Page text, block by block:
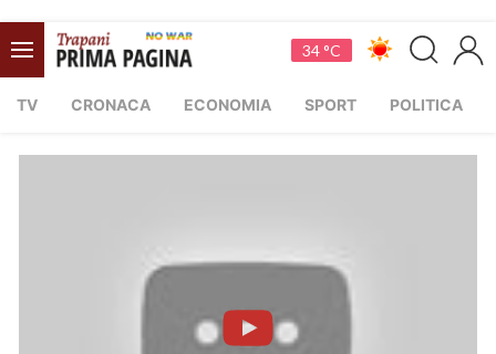
34 °C
TV CRONACA ECONOMIA SPORT POLITICA